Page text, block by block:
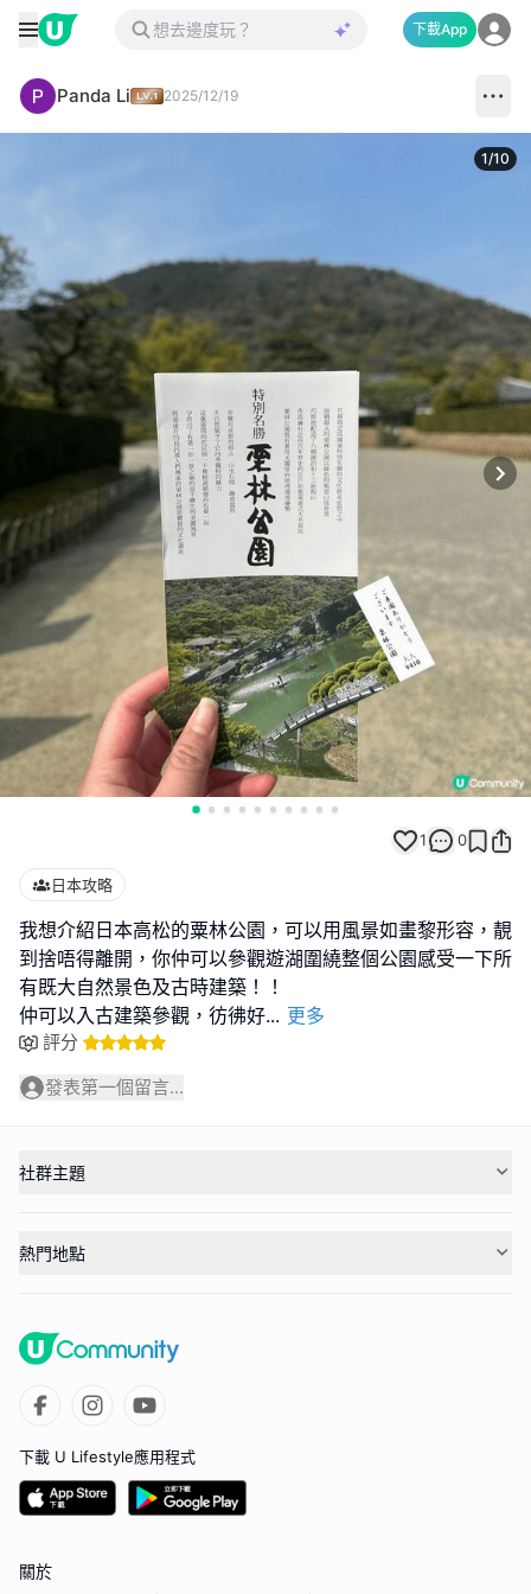
下載App
Panda Li 2025/12/19
1/10
1 0
日本攻略
我想介紹日本高松的粟林公園，可以用風景如畫黎形容，靚
到捨唔得離開，你仲可以參觀遊湖圍繞整個公園感受一下所
有既大自然景色及古時建築！！
仲可以入古建築參觀，彷彿好... 更多
評分
發表第一個留言...
社群主題
熱門地點
下載 U Lifestyle應用程式
關於